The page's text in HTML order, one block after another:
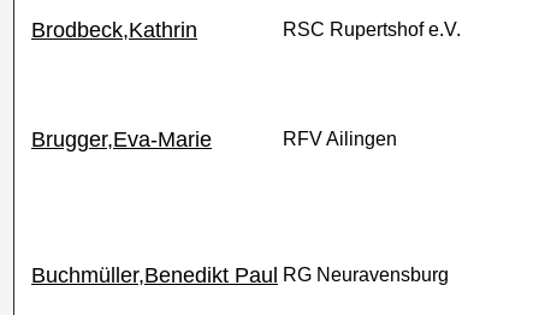
Brodbeck,Kathrin RSC Rupertshof e.V.
Brugger,Eva-Marie RFV Ailingen
Buchmüller,Benedikt Paul RG Neuravensburg